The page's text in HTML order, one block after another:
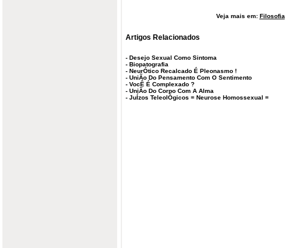
Veja mais em: Filosofia
Artigos Relacionados
- Desejo Sexual Como Sintoma
- Biopatografia
- NeurÓtico Recalcado É Pleonasmo !
- UniÃo Do Pensamento Com O Sentimento
- VocÊ É Complexado ?
- UniÃo Do Corpo Com A Alma
- JuÍzos TeleolÓgicos = Neurose Homossexual =